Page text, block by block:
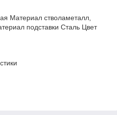
Материал стволаметалл,
подставки Сталь Цвет